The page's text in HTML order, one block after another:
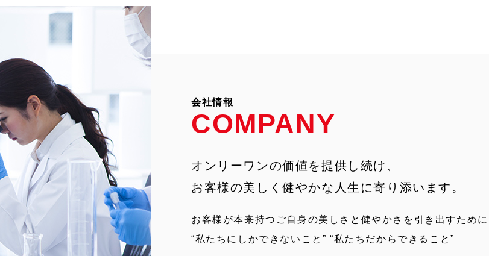
会社情報
COMPANY
オンリーワンの価値を提供し続け、
お客様の美しく健やかな人生に寄り添います。
お客様が本来持つご自身の美しさと健やかさを引き出すため
“私たちにしかできないこと” “私たちだからできること”